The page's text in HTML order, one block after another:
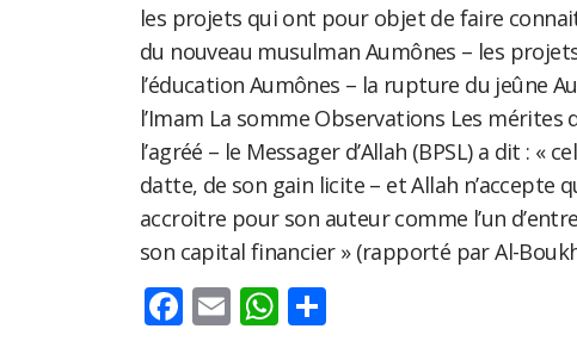
les projets qui ont pour objet de faire
du nouveau musulman Aumônes – les
l’éducation Aumônes – la rupture du jeûne
l’Imam La somme Observations Les mérites
l’agréé – le Messager d’Allah (BPSL) a dit : «
datte, de son gain licite – et Allah n’accepte
accroitre pour son auteur comme l’un
son capital financier » (rapporté par Al-
Facebook
EmailWhatsApp